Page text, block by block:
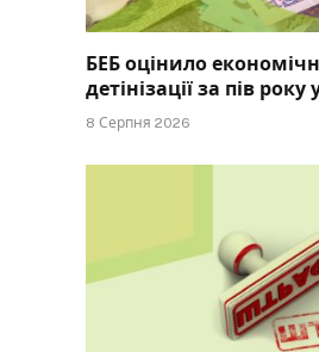
БЕБ оцінило
детінізації за пів
8 Серпня 2026